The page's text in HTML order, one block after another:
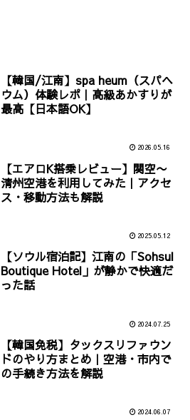
【韓国/江南】spa heum（スパヘ
ウム）体験レポ｜高級あかすりが
最高【日本語OK】
2026.05.16
【エアロK搭乗レビュー】関空〜
清州空港を利用してみた｜アクセ
ス・移動方法も解説
2025.05.12
【ソウル宿泊記】江南の「Sohsul
Boutique Hotel」が静かで快適だ
った話
2024.07.25
【韓国免税】タックスリファウン
ドのやり方まとめ｜空港・市内で
の手続き方法を解説
2024.06.07